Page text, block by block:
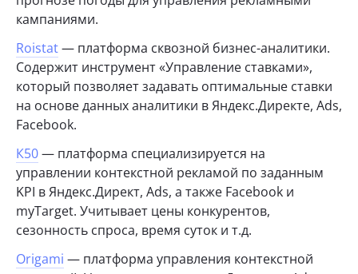
кампаниями.
Roistat— платформа сквозной бизнес-аналитики.
Содержит инструмент «Управление ставками»,
который позволяет задавать оптимальные ставки
на основе данных аналитики в Яндекс.Директе, Ads,
Facebook.
К50— платформа специализируется на
управлении контекстной рекламой по заданным
KPI в Яндекс.Директ, Ads, а также Facebook и
myTarget. Учитывает цены конкурентов,
сезонность спроса, время суток и т.д.
Origami — платформа управления контекстной